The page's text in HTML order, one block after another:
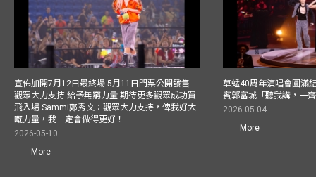
宣佈加開7月12日最終場 5月11日門票公開發售
觀眾大力支持 給予無窮力量 期待更多觀眾成功買
飛入場 Sammi鄭秀文：觀眾大力支持，俾我好大
嘅力量，我一定會做得更好！
2026-05-10
More
草蜢40周年演唱會圓滿
賓郭富城「聽我講，一
2026-05-04
More